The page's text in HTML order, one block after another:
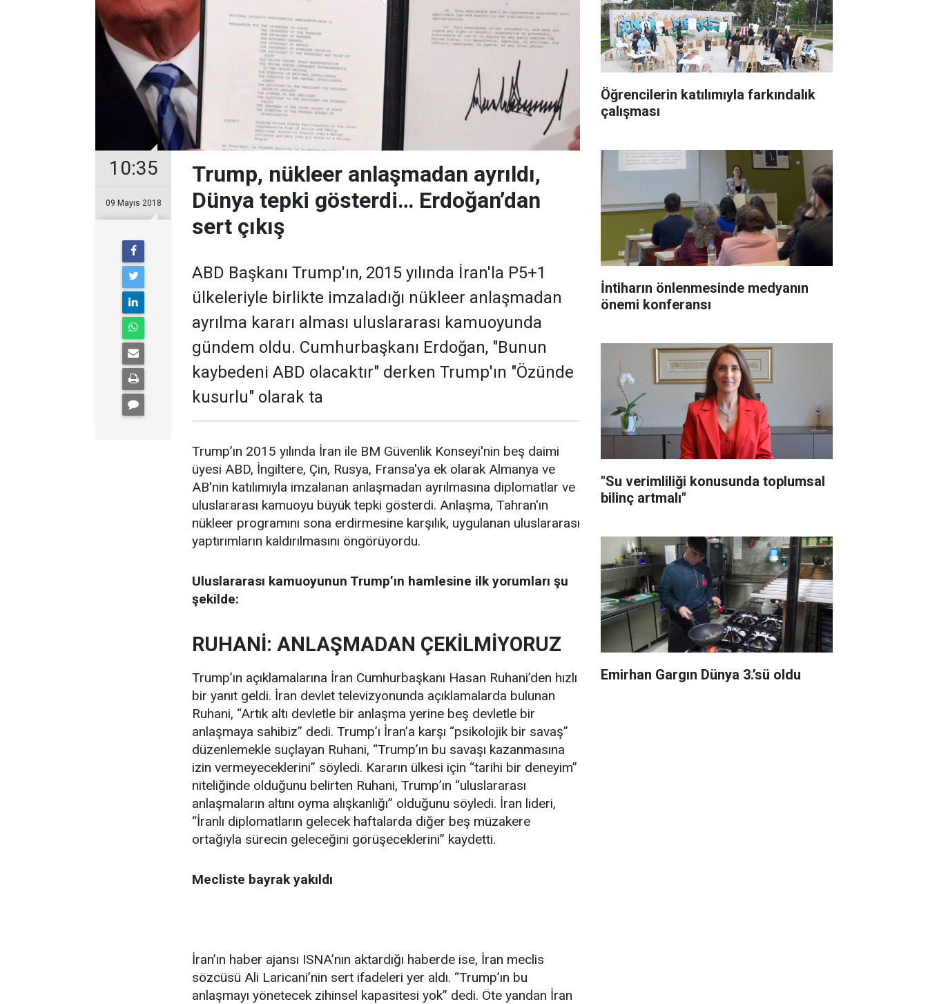
10:35
09 Mayıs 2018
Trump, nükleer anlaşmadan ayrıldı,
Dünya tepki gösterdi… Erdoğan’dan
sert çıkış
ABD Başkanı Trump'ın, 2015 yılında İran'la P5+1
ülkeleriyle birlikte imzaladığı nükleer anlaşmadan
ayrılma kararı alması uluslararası kamuoyunda
gündem oldu. Cumhurbaşkanı Erdoğan, "Bunun
kaybedeni ABD olacaktır" derken Trump'ın "Özünde
kusurlu" olarak ta
Trump’ın 2015 yılında İran ile BM Güvenlik Konseyi'nin beş daimi
üyesi ABD, İngiltere, Çin, Rusya, Fransa'ya ek olarak Almanya ve
AB'nin katılımıyla imzalanan anlaşmadan ayrılmasına diplomatlar ve
uluslararası kamuoyu büyük tepki gösterdi. Anlaşma, Tahran'ın
nükleer programını sona erdirmesine karşılık, uygulanan uluslararası
yaptırımların kaldırılmasını öngörüyordu.
Uluslararası kamuoyunun Trump’ın hamlesine ilk yorumları şu
şekilde:
RUHANİ: ANLAŞMADAN ÇEKİLMİYORUZ
Trump’ın açıklamalarına İran Cumhurbaşkanı Hasan Ruhani’den hızlı
bir yanıt geldi. İran devlet televizyonunda açıklamalarda bulunan
Ruhani, “Artık altı devletle bir anlaşma yerine beş devletle bir
anlaşmaya sahibiz” dedi. Trump’ı İran’a karşı “psikolojik bir savaş”
düzenlemekle suçlayan Ruhani, “Trump’ın bu savaşı kazanmasına
izin vermeyeceklerini” söyledi. Kararın ülkesi için “tarihi bir deneyim”
niteliğinde olduğunu belirten Ruhani, Trump’ın “uluslararası
anlaşmaların altını oyma alışkanlığı” olduğunu söyledi. İran lideri,
“İranlı diplomatların gelecek haftalarda diğer beş müzakere
ortağıyla sürecin geleceğini görüşeceklerini” kaydetti.
Mecliste bayrak yakıldı
İran’ın haber ajansı ISNA’nın aktardığı haberde ise, İran meclis
sözcüsü Ali Laricani’nin sert ifadeleri yer aldı. “Trump’ın bu
anlaşmayı yönetecek zihinsel kapasitesi yok” dedi. Öte yandan İran
Öğrencilerin katılımıyla farkındalık
çalışması
İntiharın önlenmesinde medyanın
önemi konferansı
"Su verimliliği konusunda toplumsal
bilinç artmalı"
Emirhan Gargın Dünya 3.’sü oldu